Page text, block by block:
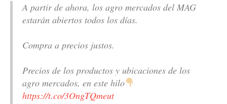
A partir de ahora, los agro mercados del MAG
estarán abiertos todos los días.
Compra a precios justos.
Precios de los productos y ubicaciones de los
agro mercados, en este hilo
https://t.co/3OngTQmeut